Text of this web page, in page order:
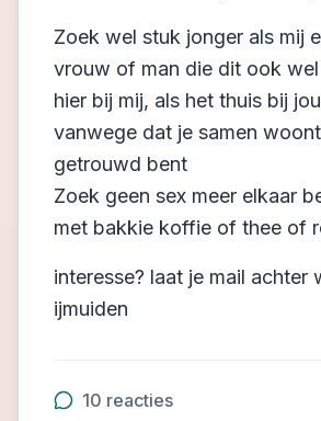
Zoek wel stuk jonger als mij
vrouw of man die dit ook
hier bij mij, als het thuis bij
vanwege dat je samen
getrouwd bent
Zoek geen sex meer elkaar
met bakkie koffie of thee of
interesse? laat je mail achter
ijmuiden
10 reacties